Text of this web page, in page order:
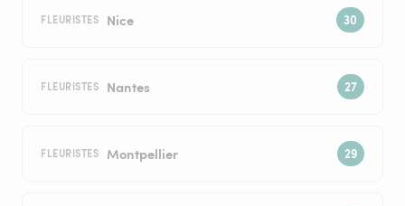
FLEURISTES Nice
FLEURISTES Nantes
FLEURISTES Montpellier